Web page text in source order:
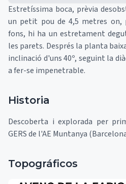
Estretíssima boca, prèvia
un petit pou de 4,5 metres on,
fons, hi ha un estretament
les parets. Després la planta
inclinació d'uns 40º, seguint la
a fer-se impenetrable.
Historia
Descoberta i explorada per
GERS de l'AE Muntanya
Topográficos